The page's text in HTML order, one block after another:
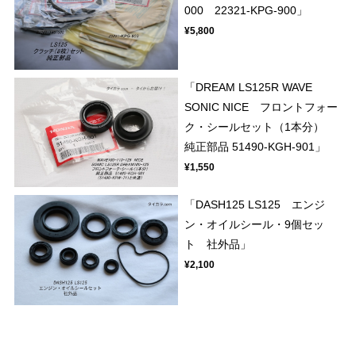
000 22321-KPG-900」
¥5,800
「DREAM LS125R WAVE
SONIC NICE フロントフォー
ク・シールセット（1本分）
純正部品 51490-KGH-901」
¥1,550
「DASH125 LS125 エンジ
ン・オイルシール・9個セッ
ト 社外品」
¥2,100